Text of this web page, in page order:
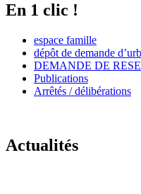
En 1 clic !
espace famille
dépôt de demande
DEMANDE DE
Publications
Arrêtés / délibérations
Actualités